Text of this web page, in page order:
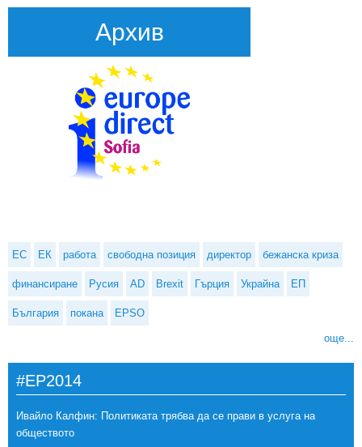
Архив
ЕС ЕК работа свободна позиция директор бежанска криза
финансиране Русия AD Brexit Гърция Украйна ЕП
България покана EPSO
още...
#EP2014
Ивайло Калфин: Политиката трябва да се прави в услуга на
обществото